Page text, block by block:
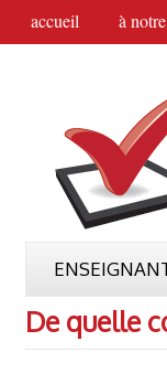
accueil à
De quelle